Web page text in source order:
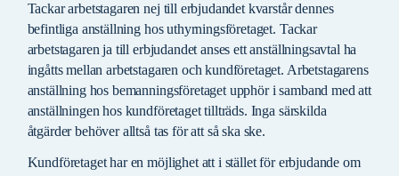
Tackar arbetstagaren nej till erbjudandet kvarstår dennes
befintliga anställning hos uthyrningsföretaget. Tackar
arbetstagaren ja till erbjudandet anses ett anställningsavtal ha
ingåtts mellan arbetstagaren och kundföretaget. Arbetstagarens
anställning hos bemanningsföretaget upphör i samband med att
anställningen hos kundföretaget tillträds. Inga särskilda
åtgärder behöver alltså tas för att så ska ske.
Kundföretaget har en möjlighet att i stället för erbjudande om